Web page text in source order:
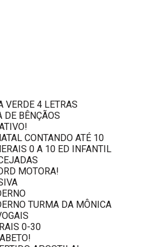
VERDE 4 LETRAS
DE BÊNÇÃOS
CONTANDO ATÉ 10
0 A 10 ED INFANTIL
MOTORA!
TURMA DA MÔNICA
0-30